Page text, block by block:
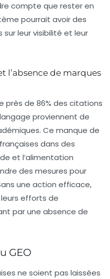
compte que rester en
pourrait avoir des
leur visibilité et leur
l’absence de marques
près de 86% des citations
proviennent de
Ce manque de
dans des
et l’alimentation
des mesures pour
une action efficace,
efforts de
par une absence de
GEO
ne soient pas laissées